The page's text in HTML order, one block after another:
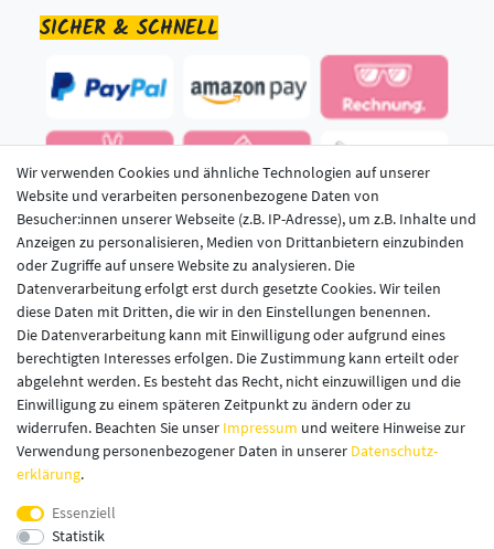
SICHER & SCHNELL
LECKERMEISTER IM NETZ
Wir verwenden Cookies und ähnliche Technologien auf unserer
Website und verarbeiten personenbezogene Daten von
Besucher:innen unserer Webseite (z.B. IP-Adresse), um z.B. Inhalte und
Anzeigen zu personalisieren, Medien von Drittanbietern einzubinden
oder Zugriffe auf unsere Website zu analysieren. Die
Datenverarbeitung erfolgt erst durch gesetzte Cookies. Wir teilen
diese Daten mit Dritten, die wir in den Einstellungen benennen.
Die Datenverarbeitung kann mit Einwilligung oder aufgrund eines
berechtigten Interesses erfolgen. Die Zustimmung kann erteilt oder
abgelehnt werden. Es besteht das Recht, nicht einzuwilligen und die
Einwilligung zu einem späteren Zeitpunkt zu ändern oder zu
widerrufen. Beachten Sie unser Impressum und weitere Hinweise zur
Verwendung personenbezogener Daten in unserer Daten­schutz­
erklärung.
Essenziell
Statistik